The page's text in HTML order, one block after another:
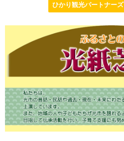
ひかり観光パートナーズ